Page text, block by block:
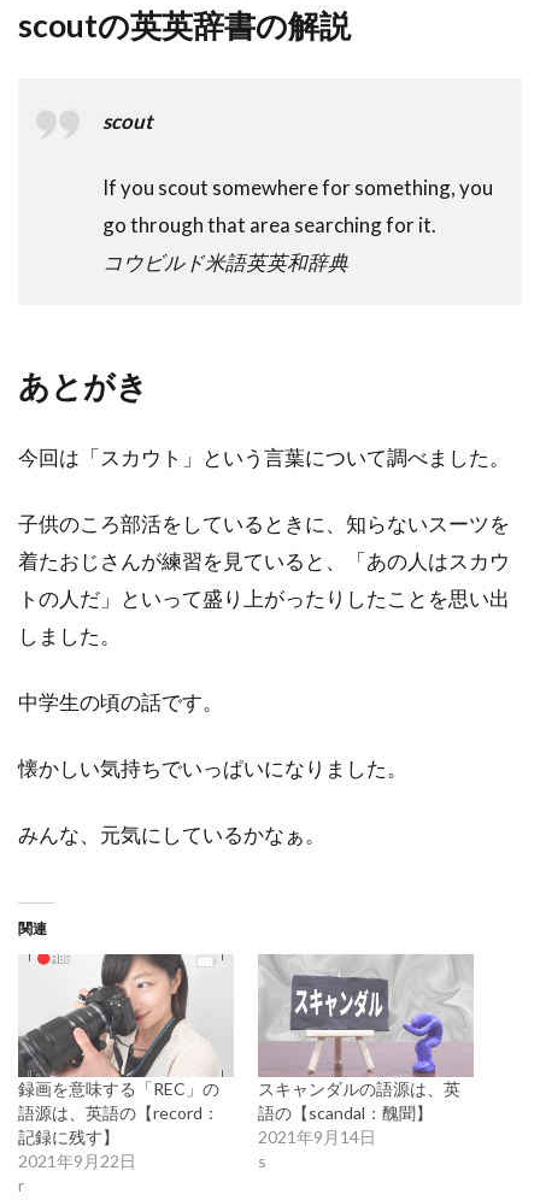
scoutの英英辞書の解説
scout
If you scout somewhere for something, you
go through that area searching for it.
コウビルド米語英英和辞典
あとがき
今回は「スカウト」という言葉について調べました。
子供のころ部活をしているときに、知らないスーツを
着たおじさんが練習を見ていると、「あの人はスカウ
トの人だ」といって盛り上がったりしたことを思い出
しました。
中学生の頃の話です。
懐かしい気持ちでいっぱいになりました。
みんな、元気にしているかなぁ。
関連
録画を意味する「REC」の
語源は、英語の【record：
記録に残す】
2021年9月22日
r
スキャンダルの語源は、英
語の【scandal：醜聞】
2021年9月14日
s